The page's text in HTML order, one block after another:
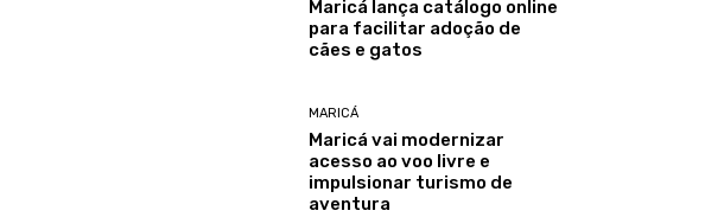
Maricá lança catálogo online
para facilitar adoção de
cães e gatos
MARICÁ
Maricá vai modernizar
acesso ao voo livre e
impulsionar turismo de
aventura